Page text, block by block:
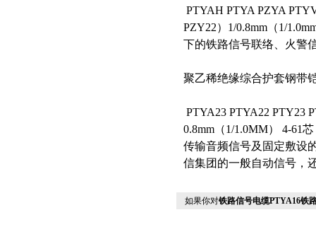
PTYAH PTYA PZYA
PZY22）1/0.8mm（1/
下的铁路信号联络、火警
聚乙稀绝缘综合护套钢带
PTYA23 PTYA22 PTY23
0.8mm（1/1.0MM） 4-61
传输音频信号及固定敷设
信集团的一般自动信号，
如果你对铁路信号电缆PTYA16铁